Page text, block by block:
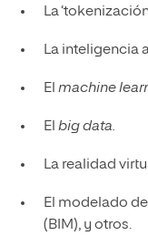
La
La inteligencia
El machine
El big data.
La realidad
El modelado
(BIM), y otros.